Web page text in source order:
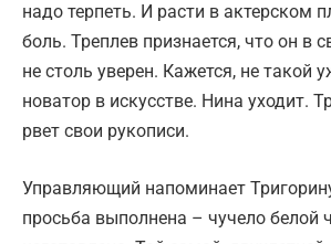
надо терпеть. И расти в актерском
боль. Треплев признается, что он в
не столь уверен. Кажется, не такой
новатор в искусстве. Нина уходит.
рвет свои рукописи.
Управляющий напоминает
просьба выполнена – чучело белой